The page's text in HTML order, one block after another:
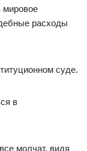
мировое
расходы
суде.
в
молчат, видя